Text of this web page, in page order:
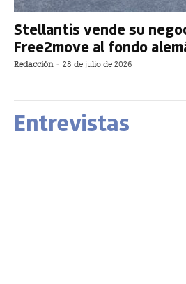
Stellantis vende su
Free2move al fondo
Redacción - 28 de julio de 2026
Entrevistas